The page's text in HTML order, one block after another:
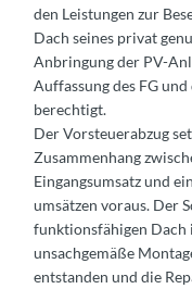
den Leistungen zur
Dach seines privat
Anbringung der PV-
Auffassung des FG
berechtigt.
Der Vorsteuerabzug
Zusammenhang
Eingangsumsatz und
umsätzen voraus. Der
funktionsfähigen
unsachgemäße
entstanden und die